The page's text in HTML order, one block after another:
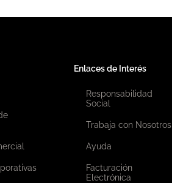
Enlaces de Interés
Responsabilidad
Social
Trabaja con Nosotros
Ayuda
Facturación
Electrónica